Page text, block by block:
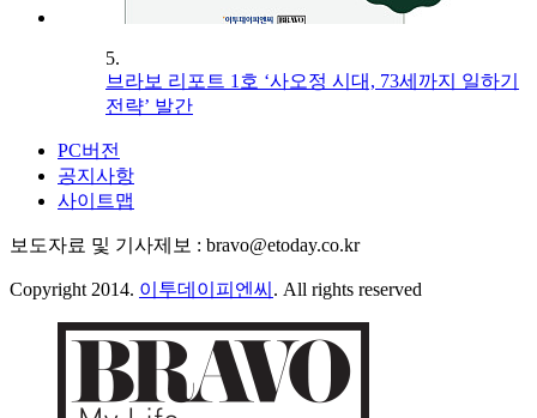
5.
브라보 리포트 1호 ‘사오정 시대, 73세까지 일하기
전략’ 발간
PC버전
공지사항
사이트맵
보도자료 및 기사제보 : bravo@etoday.co.kr
Copyright 2014. 이투데이피엔씨 . All rights reserved